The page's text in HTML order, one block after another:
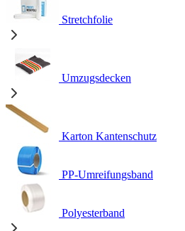
Stretchfolie
Umzugsdecken
Karton Kantenschutz
PP-Umreifungsband
Polyesterband